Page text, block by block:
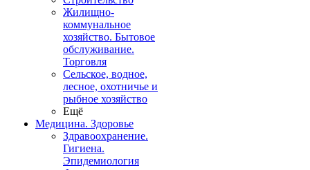
Жилищно-
коммунальное
хозяйство. Бытовое
обслуживание.
Торговля
Сельское, водное,
лесное, охотничье и
рыбное хозяйство
Ещё
Медицина. Здоровье
Здравоохранение.
Гигиена.
Эпидемиология